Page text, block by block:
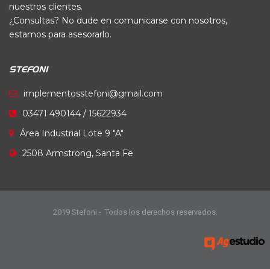
nuestros clientes.
¿Consultas? No dude en comunicarse con nosotros,
estamos para asesorarlo.
STEFONI
implementosstefoni@gmail.com
03471 490144 / 15622934
Área Industrial Lote 9 "A"
2508 Armstrong, Santa Fe
2019 Stefoni - Todos los derechos reservados.